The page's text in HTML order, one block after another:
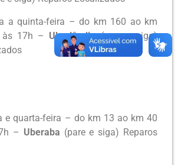
a quinta-feira – do km 160 ao km
17h – Uberlândia(pare e siga)
e quarta-feira – do km 13 ao km 40
– Uberaba (pare e siga) Reparos